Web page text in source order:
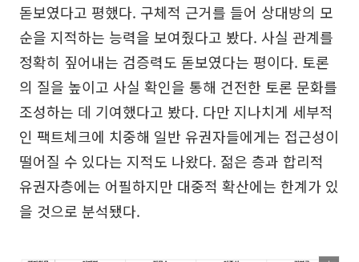
돋보였다고 평했다. 구체적 근거를 들어 상대방의 모
순을 지적하는 능력을 보여줬다고 봤다. 사실 관계를
정확히 짚어내는 검증력도 돋보였다는 평이다. 토론
의 질을 높이고 사실 확인을 통해 건전한 토론 문화를
조성하는 데 기여했다고 봤다. 다만 지나치게 세부적
인 팩트체크에 치중해 일반 유권자들에게는 접근성이
떨어질 수 있다는 지적도 나왔다. 젊은 층과 합리적
유권자층에는 어필하지만 대중적 확산에는 한계가 있
을 것으로 분석됐다.